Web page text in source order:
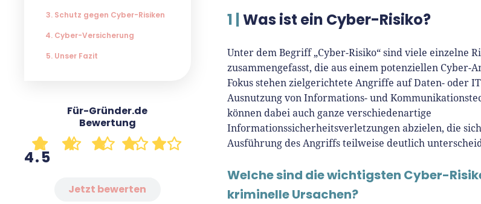
Schutz gegen Cyber-Risiken
Cyber-Versicherung
Unser Fazit
Für-Gründer.de
Bewertung
4.5
Jetzt bewerten
René Klein
Für-Gründer.de Redaktion
Seit 2010 ist René als Gründer von
Für-Gründer.de Teil der deutschen
Gründerlandschaft. Seine Mission:
Gründerinnen und Gründern
praxisnahe Inhalte und echte
Insights an die Hand zu geben. Das
Host, Webinar-Moderator und auf
unserem YouTube-Kanal.
1 |Was ist ein Cyber-Risiko?
Unter dem Begriff „Cyber-Risiko“ sind viele einzelne
zusammengefasst, die aus einem potenziellen
Fokus stehen zielgerichtete Angriffe auf Daten- oder
Ausnutzung von Informations- und
können dabei auch ganze verschiedenartige
Informationssicherheitsverletzungen abzielen, die
Ausführung des Angriffs teilweise deutlich
Welche sind die wichtigsten Cyber-
kriminelle Ursachen?